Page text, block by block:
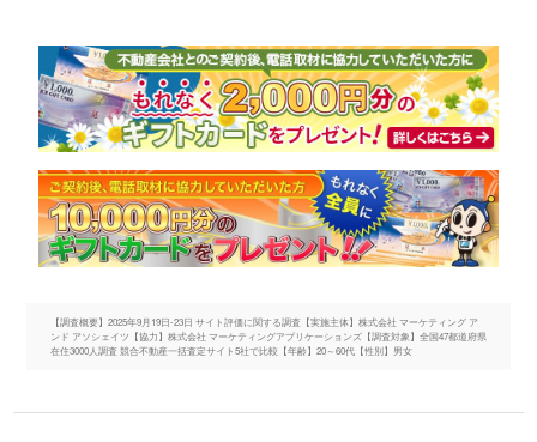
【調査概要】2025年9月19日-23日 サイト評価に関する調査【実施主体】株式会社 マーケティング ア
ンド アソシェイツ【協力】株式会社 マーケティングアプリケーションズ【調査対象】全国47都道府県
在住3000人調査 競合不動産一括査定サイト5社で比較【年齢】20～60代【性別】男女